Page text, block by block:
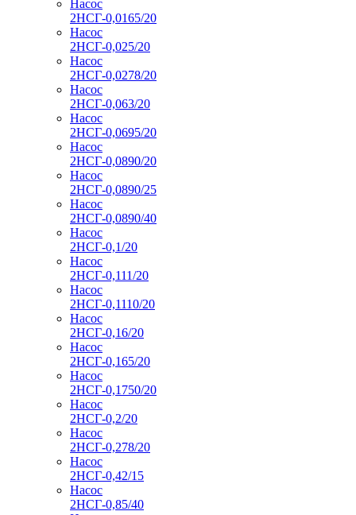
Насос
2НСГ-0,0165/20
Насос
2НСГ-0,025/20
Насос
2НСГ-0,0278/20
Насос
2НСГ-0,063/20
Насос
2НСГ-0,0695/20
Насос
2НСГ-0,0890/20
Насос
2НСГ-0,0890/25
Насос
2НСГ-0,0890/40
Насос
2НСГ-0,1/20
Насос
2НСГ-0,111/20
Насос
2НСГ-0,1110/20
Насос
2НСГ-0,16/20
Насос
2НСГ-0,165/20
Насос
2НСГ-0,1750/20
Насос
2НСГ-0,2/20
Насос
2НСГ-0,278/20
Насос
2НСГ-0,42/15
Насос
2НСГ-0,85/40